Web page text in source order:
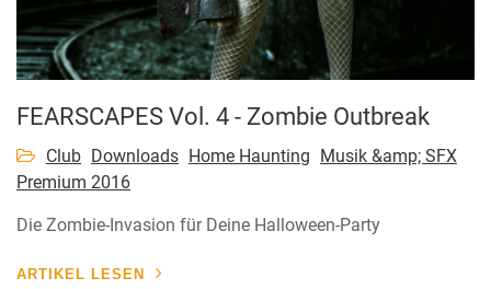
FEARSCAPES Vol. 4 - Zombie Outbreak
Club Downloads Home Haunting Musik &amp; SFX
Premium 2016
Die Zombie-Invasion für Deine Halloween-Party
ARTIKEL LESEN